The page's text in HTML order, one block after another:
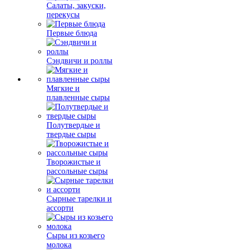
Салаты, закуски,
перекусы
Первые блюда
Сэндвичи и роллы
Мягкие и
плавленные сыры
Полутвердые и
твердые сыры
Творожистые и
рассольные сыры
Сырные тарелки и
ассорти
Сыры из козьего
молока